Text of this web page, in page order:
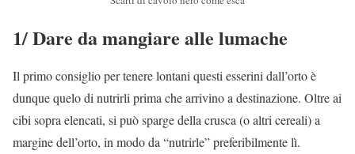
1/ Dare da mangiare alle lumache
Il primo consiglio per tenere lontani questi esserini dall’orto è
dunque quelo di nutrirli prima che arrivino a destinazione. Oltre ai
cibi sopra elencati, si può sparge della crusca (o altri cereali) a
margine dell’orto, in modo da “nutrirle” preferibilmente lì.